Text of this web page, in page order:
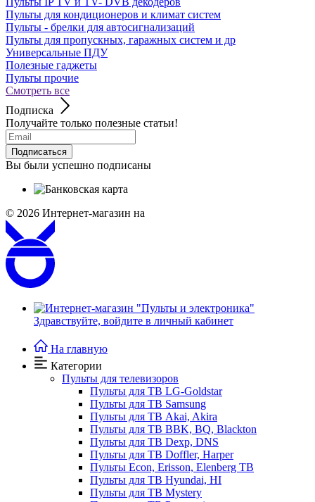
Пульты для кондиционеров и климат систем
Пульты - брелки для автосигнализаций
Пульты для пропускных, гаражных систем и др
Универсальные ПДУ
Полезные гаджеты
Пульты прочие
Смотреть все
Подписка
Получайте только полезные статьи!
Подписаться
Вы были успешно подписаны
© 2026 Интернет-магазин на
Здравствуйте, войдите в личный кабинет
На главную
Категории
Пульты для телевизоров
Пульты для ТВ LG-Goldstar
Пульты для ТВ Samsung
Пульты для ТВ Akai, Akira
Пульты для ТВ BBK, BQ, Blackton
Пульты для ТВ Dexp, DNS
Пульты для ТВ Doffler, Harper
Пульты Econ, Erisson, Elenberg ТВ
Пульты для ТВ Hyundai, HI
Пульты для ТВ Mystery